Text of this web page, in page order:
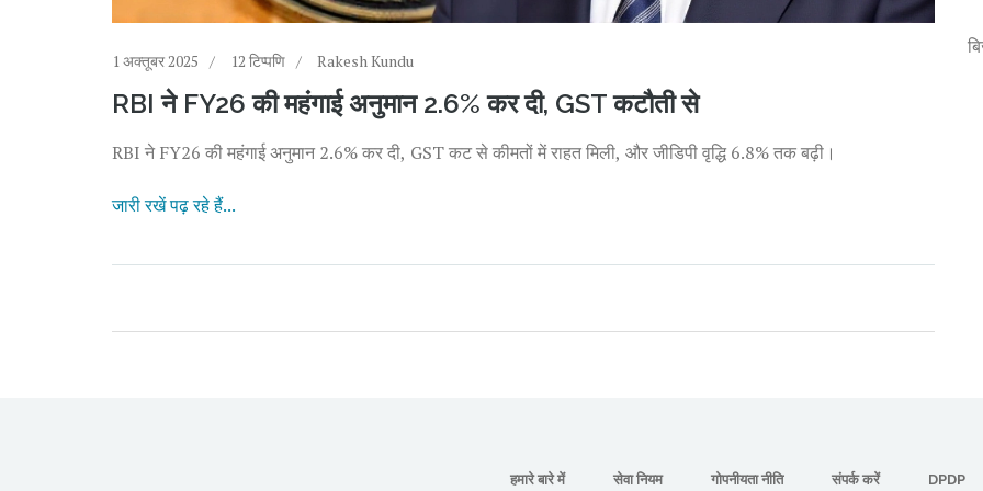
1 अक्तूबर 2025 12 टिप्पणि Rakesh Kundu
RBI ने FY26 की महंगाई अनुमान 2.6% कर दी, GST कटौती से
RBI ने FY26 की महंगाई अनुमान 2.6% कर दी, GST कट से कीमतों में राहत मिली, और जीडिपी वृद्धि 6.8% तक बढ़ी।
जारी रखें पढ़ रहे हैं...
हमारे बारे में सेवा नियम गोपनीयता नीति संपर्क करें DPDP